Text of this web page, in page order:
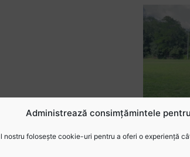
Administrează consimțămintele
nostru folosește cookie-uri pentru a oferi o experiență